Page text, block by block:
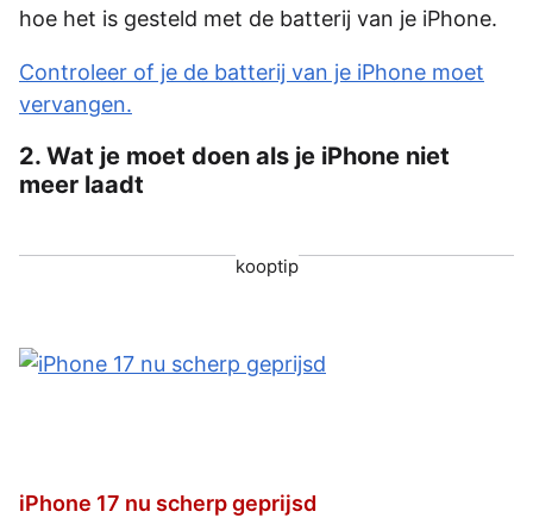
hoe het is gesteld met de batterij van je iPhone.
Controleer of je de batterij van je iPhone moet
vervangen.
2. Wat je moet doen als je iPhone niet
meer laadt
kooptip
iPhone 17 nu scherp geprijsd